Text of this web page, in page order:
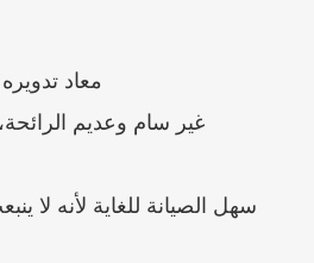
100% معاد
غير سام وعديم
سهل الصيانة للغاية لأنه لا